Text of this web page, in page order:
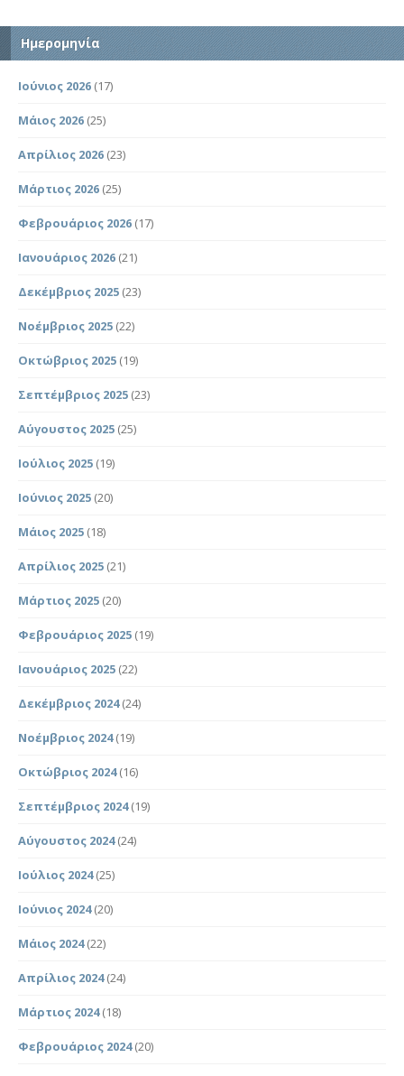
Ημερομηνία
Ιούνιος 2026 (17)
Μάιος 2026 (25)
Απρίλιος 2026 (23)
Μάρτιος 2026 (25)
Φεβρουάριος 2026 (17)
Ιανουάριος 2026 (21)
Δεκέμβριος 2025 (23)
Νοέμβριος 2025 (22)
Οκτώβριος 2025 (19)
Σεπτέμβριος 2025 (23)
Αύγουστος 2025 (25)
Ιούλιος 2025 (19)
Ιούνιος 2025 (20)
Μάιος 2025 (18)
Απρίλιος 2025 (21)
Μάρτιος 2025 (20)
Φεβρουάριος 2025 (19)
Ιανουάριος 2025 (22)
Δεκέμβριος 2024(24)
Νοέμβριος 2024(19)
Οκτώβριος 2024(16)
Σεπτέμβριος 2024(19)
Αύγουστος 2024(24)
Ιούλιος 2024(25)
Ιούνιος 2024(20)
Μάιος 2024(22)
Απρίλιος 2024(24)
Μάρτιος 2024(18)
Φεβρουάριος 2024(20)